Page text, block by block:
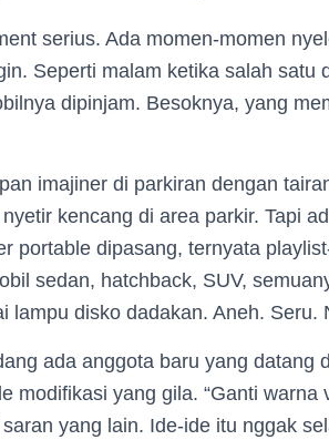
serius. Ada momen-momen
Seperti malam ketika salah satu
dipinjam. Besoknya, yang
imajiner di parkiran dengan
kencang di area parkir. Tapi
portable dipasang, ternyata
sedan, hatchback, SUV,
lampu disko dadakan. Aneh. Seru.
ada anggota baru yang datang
modifikasi yang gila. “Ganti warna
yang lain. Ide-ide itu nggak